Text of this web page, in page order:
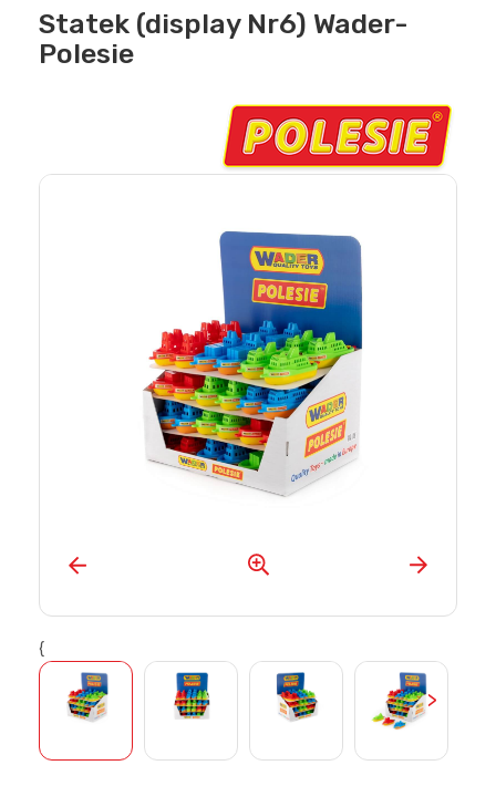
Statek (display Nr6) Wader-
Polesie
{
>